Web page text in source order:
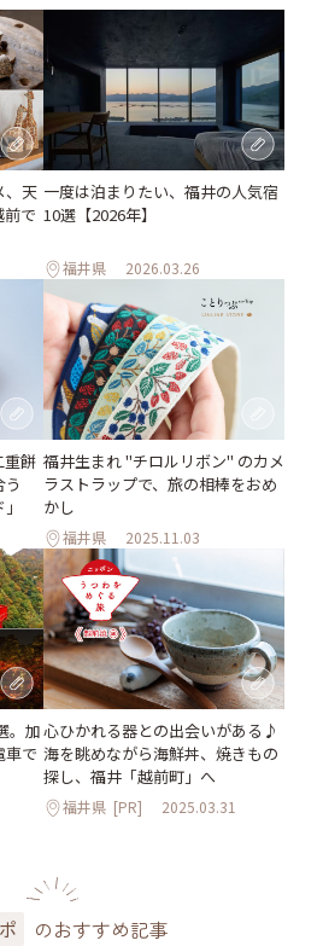
、天
で
一度は泊まりたい、福井の人気宿
10選【2026年】
福井県 2026.03.26
重餅 福井生まれ "チロルリボン" のカメ
ラストラップで、旅の相棒をおめ
かし
福井県 2025.11.03
。加
車で
心ひかれる器との出会いがある♪
海を眺めながら海鮮丼、焼きもの
探し、福井「越前町」へ
福井県 [PR] 2025.03.31
のおすすめ記事